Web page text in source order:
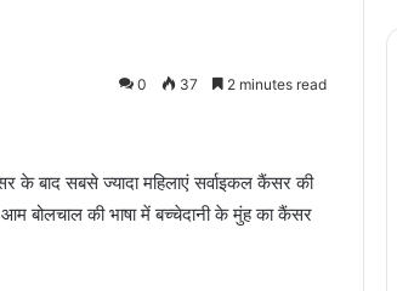
0 37 2 minutes read
के बाद सबसे ज्यादा महिलाएं सर्वाइकल कैंसर की
बोलचाल की भाषा में बच्चेदानी के मुंह का कैंसर